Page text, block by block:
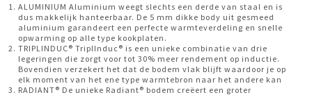
ALUMINIUM Aluminium weegt slechts een derde van staal en is
dus makkelijk hanteerbaar. De 5 mm dikke body uit gesmeed
aluminium garandeert een perfecte warmteverdeling en snelle
opwarming op alle type kookplaten.
TRIPLINDUC® TriplInduc® is een unieke combinatie van drie
legeringen die zorgt voor tot 30% meer rendement op inductie.
Bovendien verzekert het dat de bodem vlak blijft waardoor je op
elk moment van het ene type warmtebron naar het andere kan
RADIANT® De unieke Radiant® bodem creëert een groter